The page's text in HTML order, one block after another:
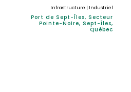
Infrastructure | Industriel
Port de Sept-Îles, Secteur
Pointe-Noire, Sept-Îles,
Québec